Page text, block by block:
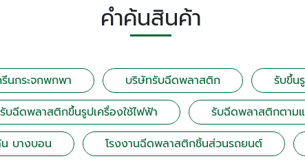
คำค้นสินค้า
นกระจกพกพา บริษัทรับฉีดพลาสติก รับขึ้น
รับฉีดพลาสติกขึ้นรูปเครื่องใช้ไฟฟ้า รับฉีดพลาสติกตาม
บางบอน
โรงงานฉีดพลาสติกชิ้นส่วนรถยนต์